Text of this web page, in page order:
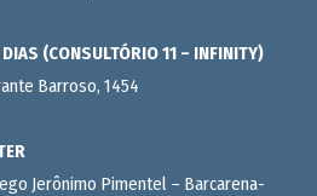
(CONSULTÓRIO 11 – INFINITY)
Barroso, 1454
Jerônimo Pimentel – Barcarena-